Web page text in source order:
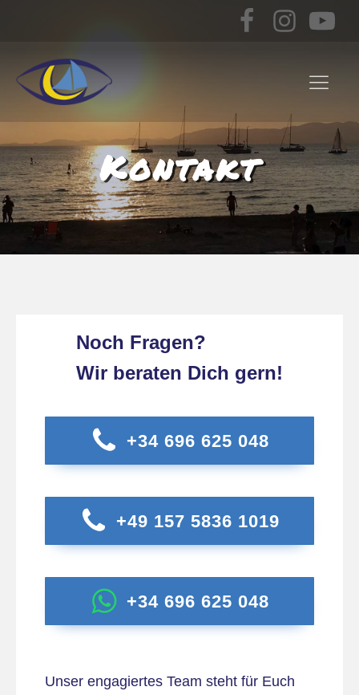
Kontakt
Noch Fragen?
Wir beraten Dich gern!
+34 696 625 048
+49 157 5836 1019
+34 696 625 048
Unser engagiertes Team steht für Euch